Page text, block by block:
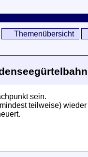
Themenübersicht
sein.
teilweise)